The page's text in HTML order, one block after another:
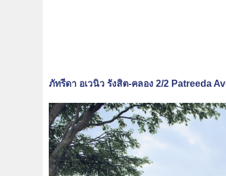
ภัทรีดา อเวนิว รังสิต-คลอง 2/2 Patreeda